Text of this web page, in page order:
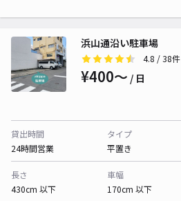
浜山通沿い駐車場
4.8 / 38件
¥400〜 / 日
貸出時間
24時間営業
タイプ
平置き
長さ
430cm 以下
車幅
170cm 以下